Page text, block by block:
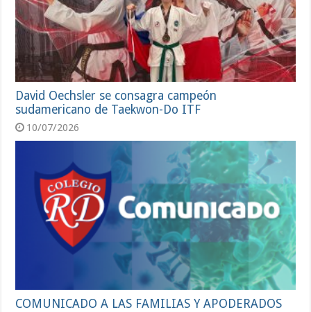
David Oechsler se consagra campeón
sudamericano de Taekwon-Do ITF
10/07/2026
COMUNICADO A LAS FAMILIAS Y APODERADOS